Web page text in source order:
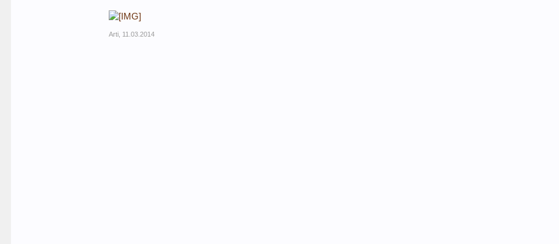
Arti 11.03.2014